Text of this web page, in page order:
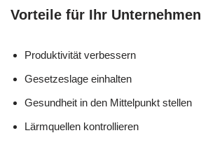
Vorteile für Ihr Unternehmen
Produktivität verbessern
Gesetzeslage einhalten
Gesundheit in den Mittelpunkt stellen
Lärmquellen kontrollieren